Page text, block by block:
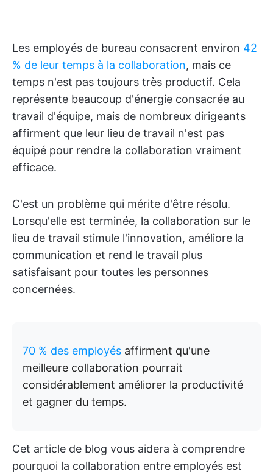
Les employés de bureau consacrent environ 42
% de leur temps à la collaboration, mais ce
temps n'est pas toujours très productif. Cela
représente beaucoup d'énergie consacrée au
travail d'équipe, mais de nombreux dirigeants
affirment que leur lieu de travail n'est pas
équipé pour rendre la collaboration vraiment
efficace.
C'est un problème qui mérite d'être résolu.
Lorsqu'elle est terminée, la collaboration sur le
lieu de travail stimule l'innovation, améliore la
communication et rend le travail plus
satisfaisant pour toutes les personnes
concernées.
70 % des employés affirment qu'une
meilleure collaboration pourrait
considérablement améliorer la productivité
et gagner du temps.
Cet article de blog vous aidera à comprendre
pourquoi la collaboration entre employés est